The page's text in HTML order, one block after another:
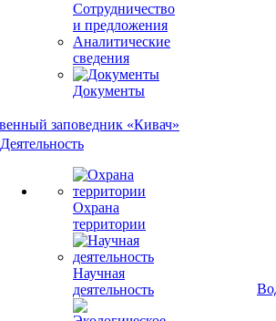
Сотрудничество
и предложения
Аналитические
сведения
Документы
Деятельность
Охрана
территории
Научная
деятельность